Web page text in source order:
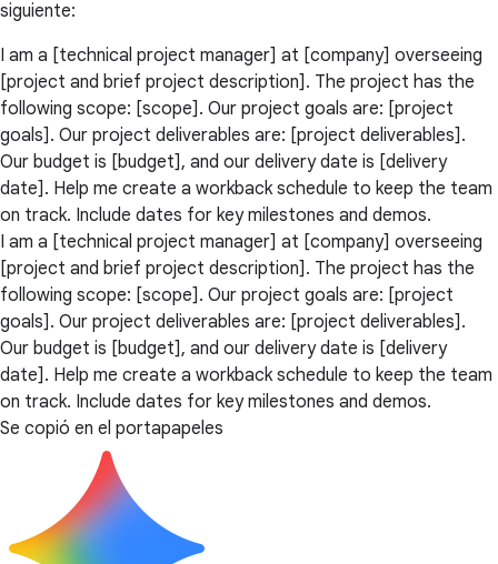
siguiente:
I am a [technical project manager] at [company] overseeing
[project and brief project description]. The project has the
following scope: [scope]. Our project goals are: [project
goals]. Our project deliverables are: [project deliverables].
Our budget is [budget], and our delivery date is [delivery
date]. Help me create a workback schedule to keep the team
on track. Include dates for key milestones and demos.
I am a [technical project manager] at [company] overseeing
[project and brief project description]. The project has the
following scope: [scope]. Our project goals are: [project
goals]. Our project deliverables are: [project deliverables].
Our budget is [budget], and our delivery date is [delivery
date]. Help me create a workback schedule to keep the team
on track. Include dates for key milestones and demos.
Se copió en el portapapeles